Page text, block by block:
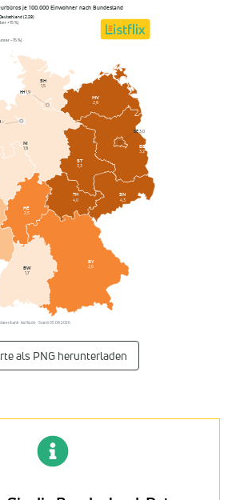
je 100.000 Einwohner nach Bundesland
(2,29)
+15 %)
−15 %)
BW
1,7
BY
2,6
BB
3,2
HE
2,5
MV
2,8
NI
1,8
ST
3,3
SN
4,3
SH
1,5
TH
4,0
BE3,0
–
HH1,9
· listflix.de · Stand 05.08.2026
als PNG herunterladen